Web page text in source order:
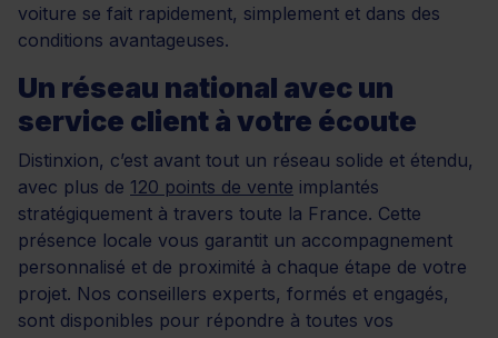
voiture se fait rapidement, simplement et dans des
conditions avantageuses.
Un réseau national avec un
service client à votre écoute
Distinxion, c’est avant tout un réseau solide et étendu,
avec plus de 120 points de vente implantés
stratégiquement à travers toute la France. Cette
présence locale vous garantit un accompagnement
personnalisé et de proximité à chaque étape de votre
projet. Nos conseillers experts, formés et engagés,
sont disponibles pour répondre à toutes vos